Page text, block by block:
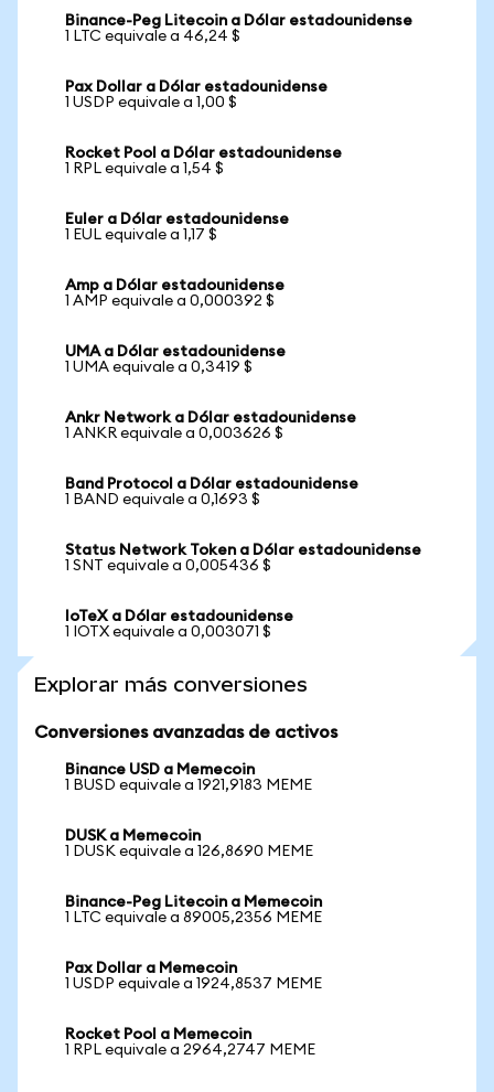
Binance-Peg Litecoin a Dólar estadounidense
1 LTC equivale a 46,24 $
Pax Dollar a Dólar estadounidense
1 USDP equivale a 1,00 $
Rocket Pool a Dólar estadounidense
1 RPL equivale a 1,54 $
Euler a Dólar estadounidense
1 EUL equivale a 1,17 $
Amp a Dólar estadounidense
1 AMP equivale a 0,000392 $
UMA a Dólar estadounidense
1 UMA equivale a 0,3419 $
Ankr Network a Dólar estadounidense
1 ANKR equivale a 0,003626 $
Band Protocol a Dólar estadounidense
1 BAND equivale a 0,1693 $
Status Network Token a Dólar estadounidense
1 SNT equivale a 0,005436 $
IoTeX a Dólar estadounidense
1 IOTX equivale a 0,003071 $
Explorar más conversiones
Conversiones avanzadas de activos
Binance USD a Memecoin
1 BUSD equivale a 1921,9183 MEME
DUSK a Memecoin
1 DUSK equivale a 126,8690 MEME
Binance-Peg Litecoin a Memecoin
1 LTC equivale a 89005,2356 MEME
Pax Dollar a Memecoin
1 USDP equivale a 1924,8537 MEME
Rocket Pool a Memecoin
1 RPL equivale a 2964,2747 MEME